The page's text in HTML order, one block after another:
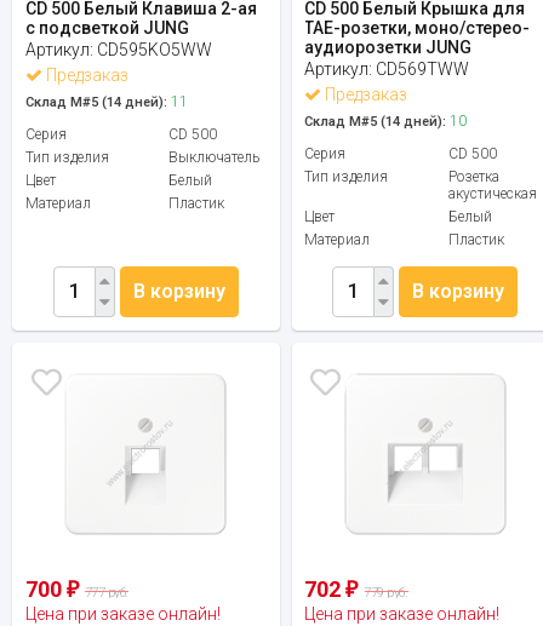
CD 500 Белый Клавиша 2-ая
с подсветкой JUNG
Артикул: CD595KO5WW
Предзаказ
Склад М#5 (14 дней): 11
Серия
CD 500
Тип изделия
Выключатель
Цвет
Белый
Материал
Пластик
В корзину
CD 500 Белый Крышка для
ТАЕ-розетки, моно/стерео-
аудиорозетки JUNG
Артикул: CD569TWW
Предзаказ
Склад М#5 (14 дней): 10
Серия
CD 500
Тип изделия
Розетка
акустическая
Цвет
Белый
Материал
Пластик
В корзину
700 ₽ 777 руб.
Цена при заказе онлайн!
702₽ 779 руб.
Цена при заказе онлайн!